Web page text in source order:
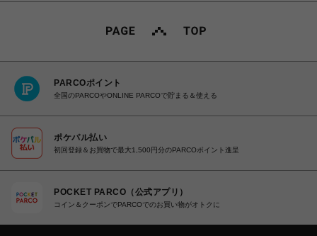
PARCOポイント
全国のPARCOやONLINE PARCOで貯まる＆使える
ポケパル払い
初回登録＆お買物で最大1,500円分のPARCOポイント進呈
POCKET PARCO（公式アプリ）
コイン＆クーポンでPARCOでのお買い物がオトクに